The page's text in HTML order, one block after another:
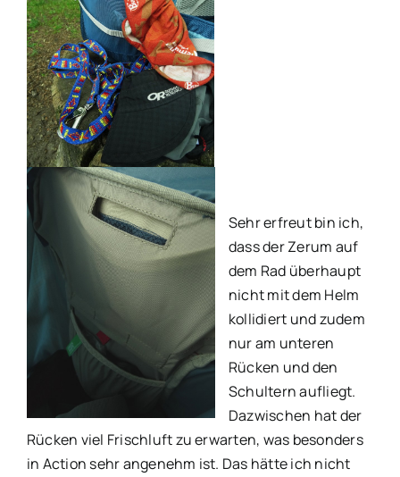
Sehr erfreut bin ich,
dass der Zerum auf
dem Rad überhaupt
nicht mit dem Helm
kollidiert und zudem
nur am unteren
Rücken und den
Schultern aufliegt.
Dazwischen hat der
Rücken viel Frischluft zu erwarten, was besonders
in Action sehr angenehm ist. Das hätte ich nicht